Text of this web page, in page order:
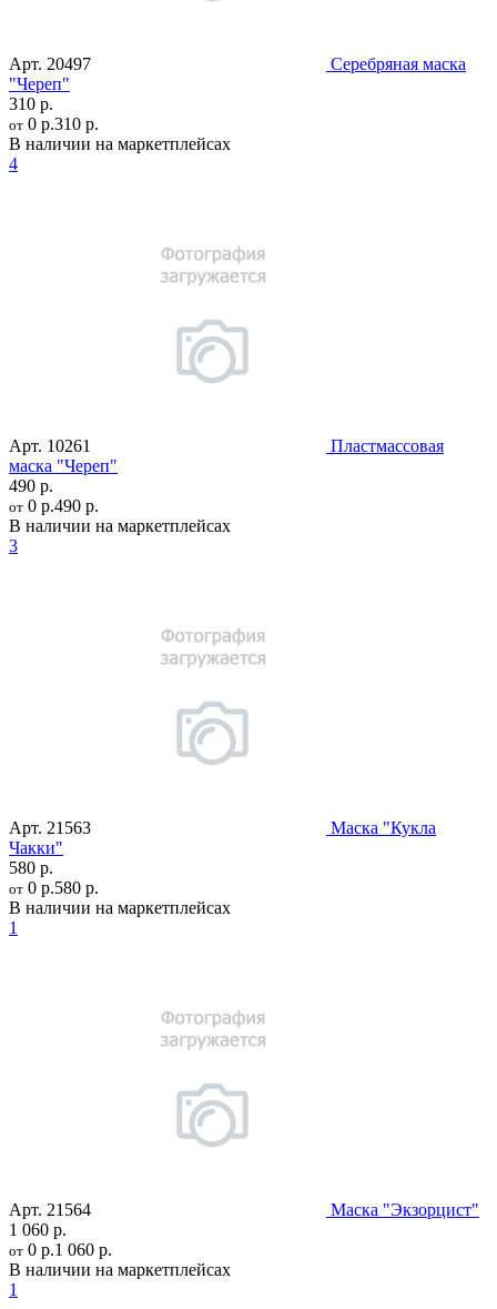
Арт. 20497
Серебряная маска
"Череп"
310 р.
от 0 р.310 р.
В наличии на маркетплейсах
4
Арт. 10261
Пластмассовая
маска "Череп"
490 р.
от 0 р.490 р.
В наличии на маркетплейсах
3
Арт. 21563
Маска "Кукла
Чакки"
580 р.
от 0 р.580 р.
В наличии на маркетплейсах
1
Арт. 21564
Маска "Экзорцист"
1 060 р.
от 0 р.1 060 р.
В наличии на маркетплейсах
1